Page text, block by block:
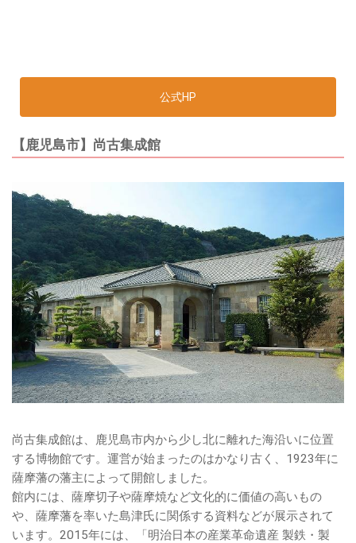
公式HP
【鹿児島市】尚古集成館
尚古集成館は、鹿児島市内から少し北に離れた海沿いに位置
する博物館です。運営が始まったのはかなり古く、1923年に
薩摩藩の藩主によって開館しました。
館内には、薩摩切子や薩摩焼など文化的に価値の高いもの
や、薩摩藩を率いた島津氏に関係する資料などが展示されて
います。2015年には、「明治日本の産業革命遺産 製鉄・製